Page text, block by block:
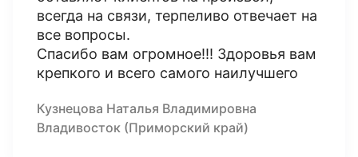
всегда на связи, терпеливо отвечает на
все вопросы.
Спасибо вам огромное!!! Здоровья вам
крепкого и всего самого наилучшего
Кузнецова Наталья Владимировна
Владивосток (Приморский край)